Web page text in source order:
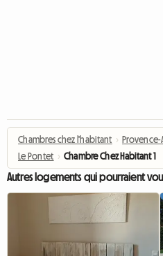
Chambres chez l'habitant › Provence-
Le Pontet › Chambre Chez Habitant 1
Autres logements qui pourraient